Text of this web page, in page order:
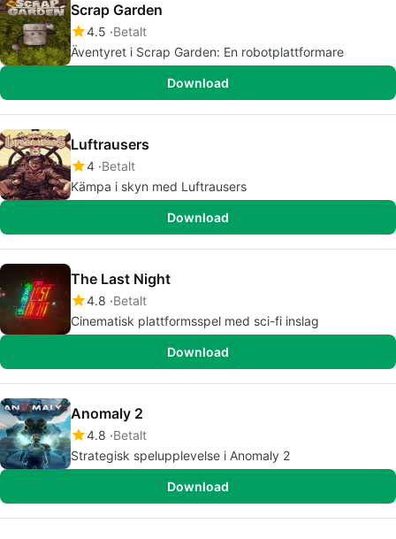
Scrap Garden
4.5 Betalt
Äventyret i Scrap Garden: En robotplattformare
Download
Luftrausers
4 Betalt
Kämpa i skyn med Luftrausers
Download
The Last Night
4.8 Betalt
Cinematisk plattformsspel med sci-fi inslag
Download
Anomaly 2
4.8 Betalt
Strategisk spelupplevelse i Anomaly 2
Download